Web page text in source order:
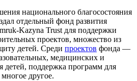
национального благосостояния
отдельный фонд развития
Kazyna Trust для поддержки
проектов, множество из
детей. Среди проектов фонда —
медицинских и
детей, поддержка программ для
другое.